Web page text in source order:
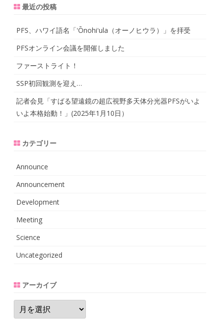
最近の投稿
PFS、ハワイ語名「ʻŌnohiʻula（オーノヒウラ）」を拝受
PFSオンライン会議を開催しました
ファーストライト！
SSP初回観測を迎え…
記者会見「すばる望遠鏡の超広視野多天体分光器PFSがいよ
いよ本格始動！」(2025年1月10日）
カテゴリー
Announce
Announcement
Development
Meeting
Science
Uncategorized
アーカイブ
ア
ー